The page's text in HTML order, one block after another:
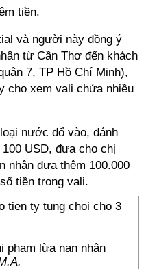
tiền.
và người này đồng ý
từ Cần Thơ đến khách
7, TP Hồ Chí Minh),
cho xem vali chứa nhiều
nước đổ vào, đánh
USD, đưa cho chị
nhân đưa thêm 100.000
tiền trong vali.
phạm lừa nạn nhân